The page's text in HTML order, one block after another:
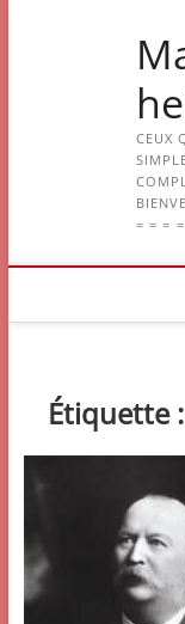
CEUX
= = =
Étiquette :